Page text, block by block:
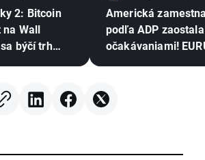
2: Bitcoin
Wall
býčí trh
Americká
podľa ADP
očakávaniami!